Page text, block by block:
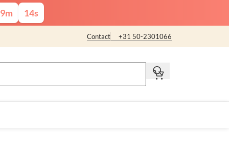
m 13s
Contact +31 50-2301066